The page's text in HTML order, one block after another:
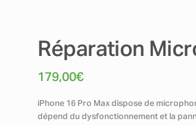
Réparation
179,00€
iPhone 16 Pro Max dispose de
dépend du dysfonctionnement et la